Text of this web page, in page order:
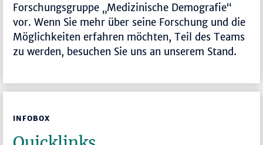
Forschungsgruppe „Medizinische Demografie“
vor. Wenn Sie mehr über seine Forschung und die
Möglichkeiten erfahren möchten, Teil des Teams
zu werden, besuchen Sie uns an unserem Stand.
INFOBOX